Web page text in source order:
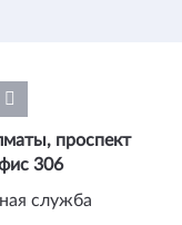
проспект
306
служба